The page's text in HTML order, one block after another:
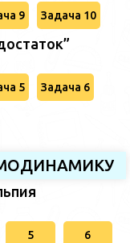
9 Задача 10
5 Задача 6
5 6